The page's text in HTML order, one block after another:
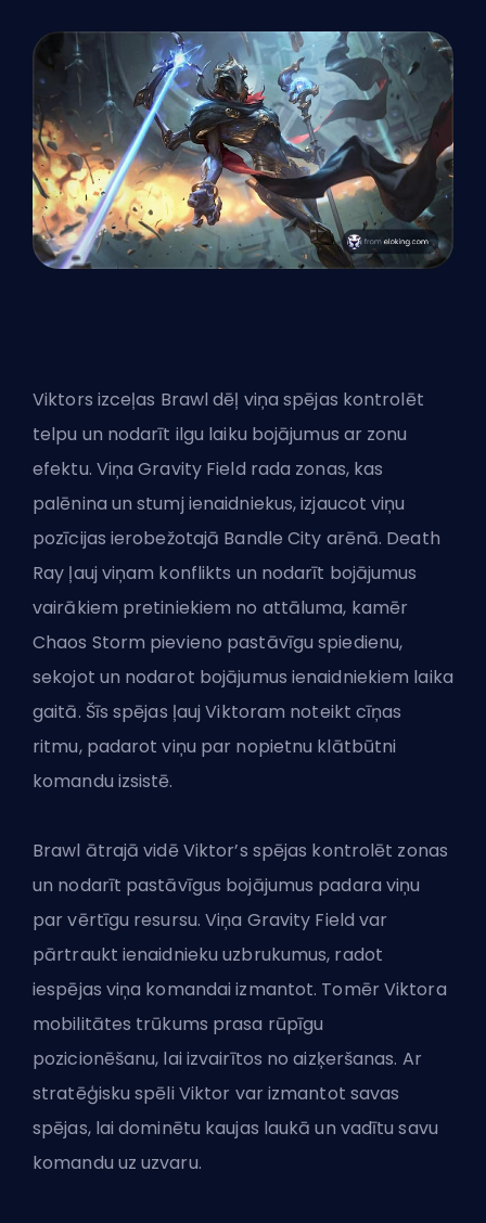
Viktors izceļas Brawl dēļ viņa spējas kontrolēt
telpu un nodarīt ilgu laiku bojājumus ar zonu
efektu. Viņa Gravity Field rada zonas, kas
palēnina un stumj ienaidniekus, izjaucot viņu
pozīcijas ierobežotajā Bandle City arēnā. Death
Ray ļauj viņam konflikts un nodarīt bojājumus
vairākiem pretiniekiem no attāluma, kamēr
Chaos Storm pievieno pastāvīgu spiedienu,
sekojot un nodarot bojājumus ienaidniekiem laika
gaitā. Šīs spējas ļauj Viktoram noteikt cīņas
ritmu, padarot viņu par nopietnu klātbūtni
komandu izsistē.
Brawl ātrajā vidē Viktor’s spējas kontrolēt zonas
un nodarīt pastāvīgus bojājumus padara viņu
par vērtīgu resursu. Viņa Gravity Field var
pārtraukt ienaidnieku uzbrukumus, radot
iespējas viņa komandai izmantot. Tomēr Viktora
mobilitātes trūkums prasa rūpīgu
pozicionēšanu, lai izvairītos no aizķeršanas. Ar
stratēģisku spēli Viktor var izmantot savas
spējas, lai dominētu kaujas laukā un vadītu savu
komandu uz uzvaru.